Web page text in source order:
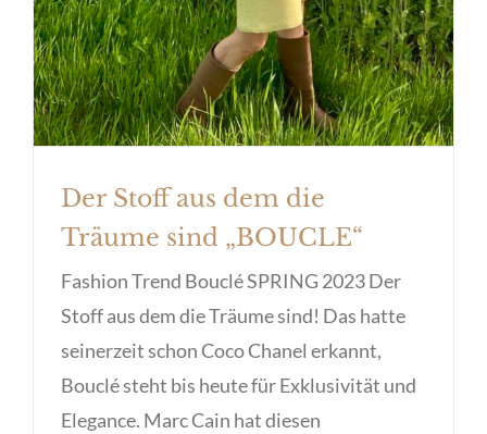
Der Stoff aus dem die
Träume sind „BOUCLE“
Fashion Trend Bouclé SPRING 2023 Der
Stoff aus dem die Träume sind! Das hatte
seinerzeit schon Coco Chanel erkannt,
Bouclé steht bis heute für Exklusivität und
Elegance. Marc Cain hat diesen